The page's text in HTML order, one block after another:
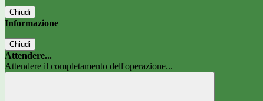
Chiudi
Informazione
Chiudi
Attendere...
Attendere il completamento dell'operazione...